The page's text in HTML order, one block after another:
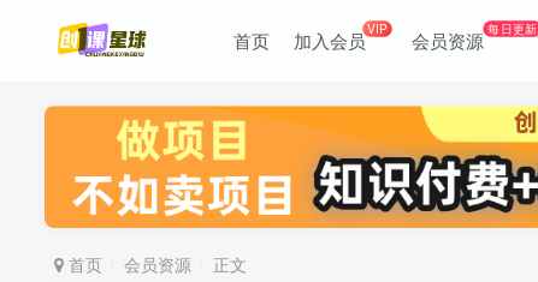
首页 加入会员VIP 会员资源 每日更新
首页 会员资源 正文